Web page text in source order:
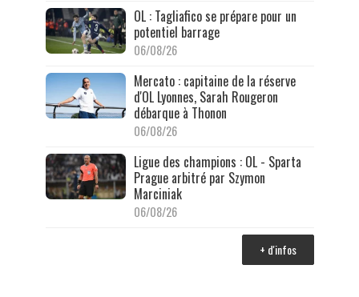
OL : Tagliafico se prépare pour un
potentiel barrage
06/08/26
Mercato : capitaine de la réserve
d'OL Lyonnes, Sarah Rougeron
débarque à Thonon
06/08/26
Ligue des champions : OL - Sparta
Prague arbitré par Szymon
Marciniak
06/08/26
+ d'infos